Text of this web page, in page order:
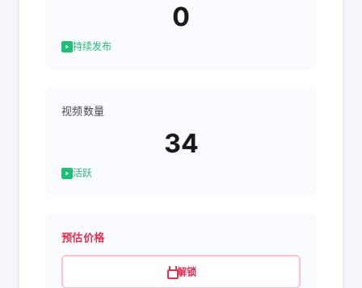
0
持续发布
视频数量
34
活跃
预估价格
解锁